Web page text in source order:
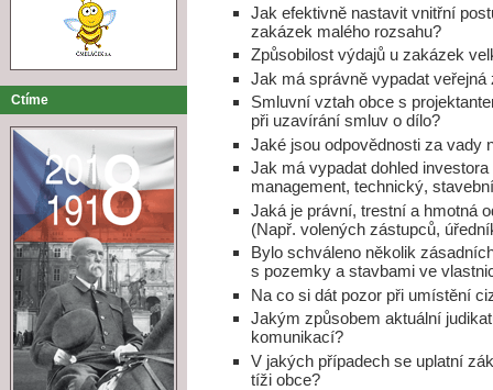
Ctíme
Jak efektivně nastavit vnitřní
zakázek malého rozsahu?
Způsobilost výdajů u zakázek
Jak má správně vypadat
Smluvní vztah obce s
při uzavírání smluv o dílo?
Jaké jsou odpovědnosti za vady
Jak má vypadat dohled
management, technický,
Jaká je právní, trestní a hmotná
(Např. volených zástupců,
Bylo schváleno několik
s pozemky a stavbami ve
Na co si dát pozor při umístění
Jakým způsobem aktuální
komunikací?
V jakých případech se uplatní
tíži obce?